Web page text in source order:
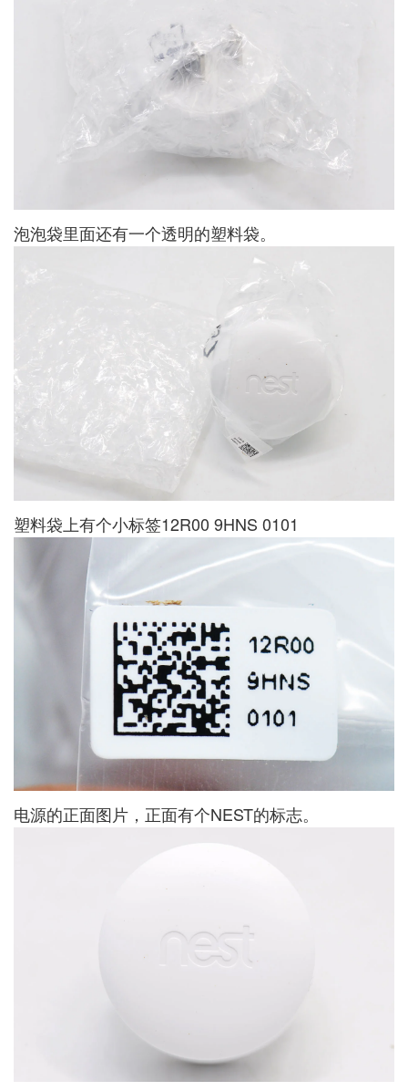
泡泡袋里面还有一个透明的塑料袋。
塑料袋上有个小标签12R00 9HNS 0101
电源的正面图片，正面有个NEST的标志。